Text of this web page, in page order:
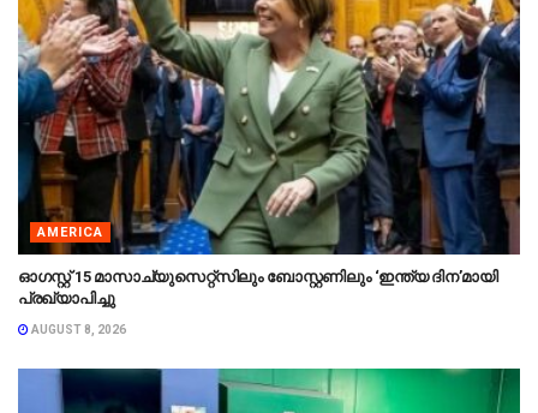
AMERICA
ഓഗസ്റ്റ് 15 മാസാച്യുസെറ്റ്‌സിലും ബോസ്റ്റണിലും ‘ഇന്ത്യ ദിന’മായി
പ്രഖ്യാപിച്ചു
AUGUST 8, 2026